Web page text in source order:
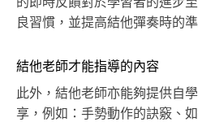
的即時反饋對於學習者的進步
良習慣，並提高結他彈奏時的
結他老師才能指導的內容
此外，結他老師亦能夠提供自
享，例如：手勢動作的訣竅、